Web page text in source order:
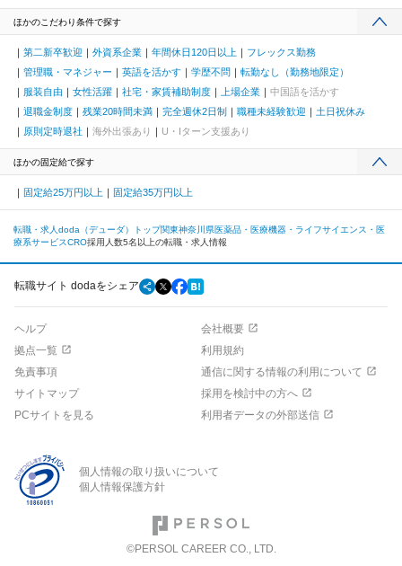
ほかのこだわり条件で探す
第二新卒歓迎 外資系企業 年間休日120日以上
フレックス勤務
管理職・マネジャー
英語を活かす 学歴不問
転勤なし（勤務地限定）
服装自由
女性活躍 社宅・家賃補助制度 上場企業
中国語を活かす
退職金制度
残業20時間未満 完全週休2日制 職種未経験歓迎
土日祝休み
原則定時退社
海外出張あり U・Iターン支援あり
ほかの固定給で探す
固定給25万円以上 固定給35万円以上
転職・求人doda（デューダ）トップ関東神奈川県医薬品・医療機器・ライフサイエンス・医
療系サービスCRO採用人数5名以上の転職・求人情報
転職サイト dodaをシェア
ヘルプ
会社概要
拠点一覧
利用規約
免責事項
通信に関する情報の利用について
サイトマップ
採用を検討中の方へ
PCサイトを見る
利用者データの外部送信
個人情報の取り扱いについて
個人情報保護方針
©PERSOL CAREER CO., LTD.